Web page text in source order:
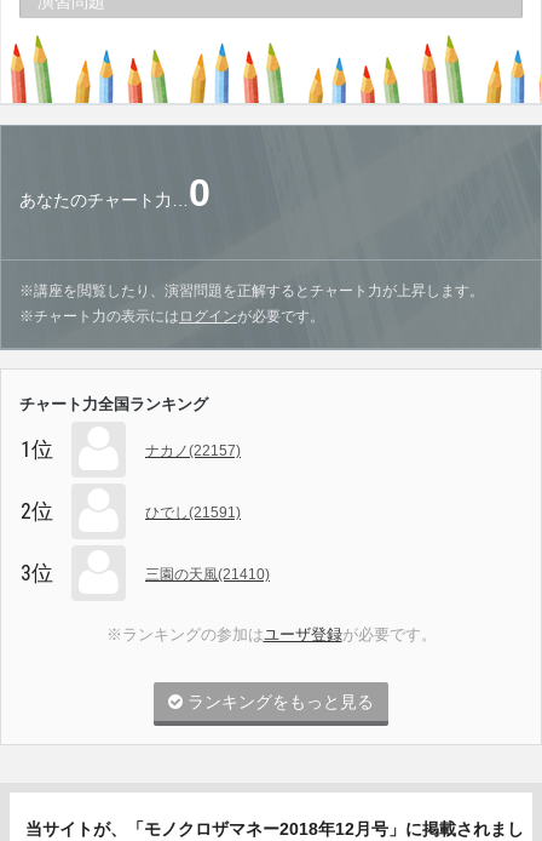
あなたのチャート力…0
※講座を閲覧したり、演習問題を正解するとチャート力が上昇します。
※チャート力の表示には ログインが必要です。
チャート力全国ランキング
1位 ナカノ(22157)
2位 ひでし(21591)
3位 三園の天風(21410)
※ランキングの参加はユーザ登録が必要です。
ランキングをもっと見る
当サイトが、「モノクロザマネー2018年12月号」に掲載されまし